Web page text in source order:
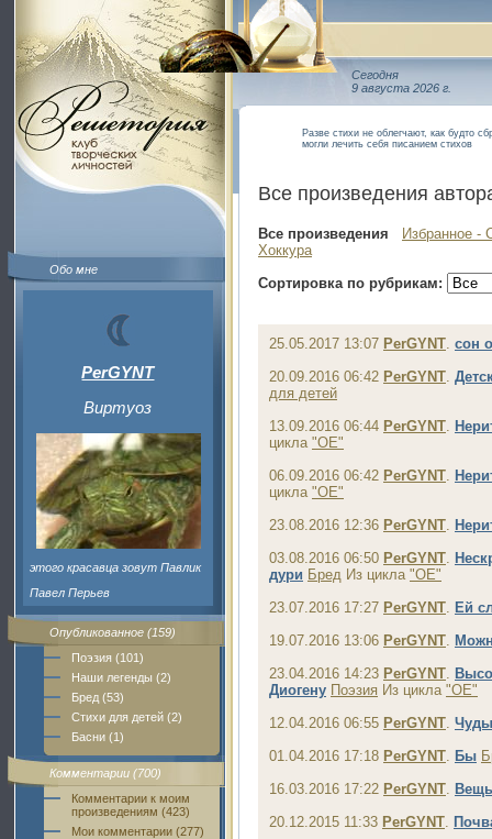
Обо мне
PerGYNT
Виртуоз
этого красавца зовут Павлик
Павел Перьев
Опубликованное (159)
Поэзия (101)
Наши легенды (2)
Бред (53)
Стихи для детей (2)
Басни (1)
Комментарии (700)
Комментарии к моим
произведениям (423)
Мои комментарии (277)
Сегодня
9 августа 2026 г.
Разве стихи не облегчают, как будто
могли лечить себя писанием стихов
Все произведения
Все произведения
Избранное -
Хоккура
Сортировка по рубрикам:
25.05.2017 13:07 PerGYNT. сон
20.09.2016 06:42 PerGYNT.
для детей
13.09.2016 06:44 PerGYNT.
цикла "ОЕ"
06.09.2016 06:42 PerGYNT.
цикла "ОЕ"
23.08.2016 12:36 PerGYNT.
03.08.2016 06:50 PerGYNT.
дури Бред Из цикла "ОЕ"
23.07.2016 17:27 PerGYNT. Ей
19.07.2016 13:06 PerGYNT.
23.04.2016 14:23 PerGYNT.
Диогену Поэзия Из цикла "ОЕ"
12.04.2016 06:55 PerGYNT. Чуды
01.04.2016 17:18 PerGYNT. Бы
16.03.2016 17:22 PerGYNT. Вещь
20.12.2015 11:33 PerGYNT.